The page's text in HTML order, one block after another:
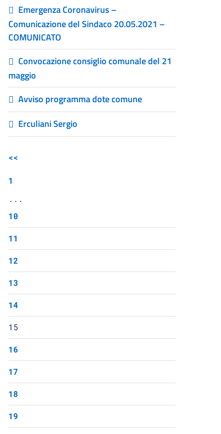
Emergenza Coronavirus –
Comunicazione del Sindaco 20.05.2021 –
COMUNICATO
Convocazione consiglio comunale del 21
maggio
Avviso programma dote comune
Erculiani Sergio
<<
1
...
10
11
12
13
14
15
16
17
18
19